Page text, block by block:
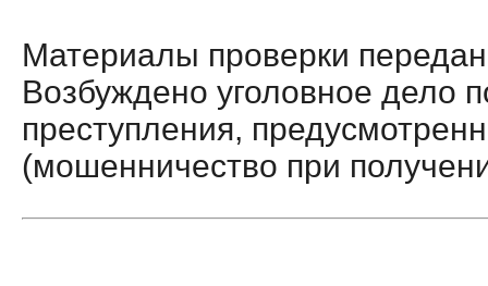
Материалы проверки
Возбуждено уголовное дело
преступления,
(мошенничество при